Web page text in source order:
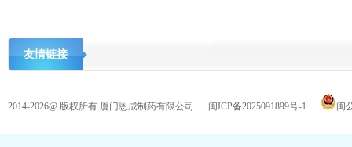
友情链接
2014-2026@ 版权所有 厦门恩成制药有限公司 闽ICP备2025091899号-1 闽